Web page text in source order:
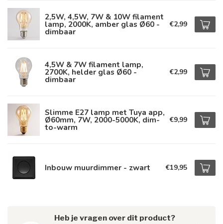
2,5W, 4,5W, 7W & 10W filament
lamp, 2000K, amber glas Ø60 -
dimbaar
€2,99
4,5W & 7W filament lamp,
2700K, helder glas Ø60 -
dimbaar
€2,99
Slimme E27 lamp met Tuya app,
Ø60mm, 7W, 2000-5000K, dim-
to-warm
€9,99
Inbouw muurdimmer - zwart €19,95
Heb je vragen over dit product?